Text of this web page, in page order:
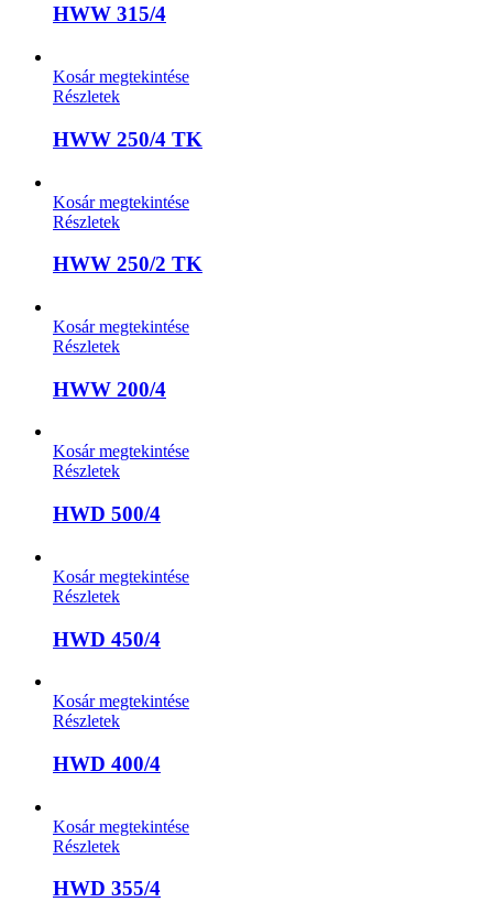
HWW 315/4
Kosár megtekintése
Részletek
HWW 250/4 TK
Kosár megtekintése
Részletek
HWW 250/2 TK
Kosár megtekintése
Részletek
HWW 200/4
Kosár megtekintése
Részletek
HWD 500/4
Kosár megtekintése
Részletek
HWD 450/4
Kosár megtekintése
Részletek
HWD 400/4
Kosár megtekintése
Részletek
HWD 355/4